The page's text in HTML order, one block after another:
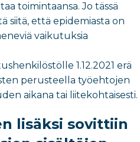
toimintaansa. Jo tässä
siitä, että epidemiasta on
vaikutuksia
1.12.2021 erä
perusteella työehtojen
aikana tai liitekohtaisesti.
lisäksi sovittiin